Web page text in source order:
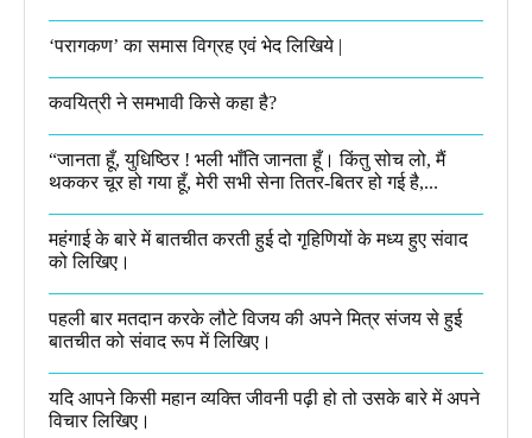
‘परागकण’ का समास विग्रह एवं भेद लिखिये |
कवयित्री ने समभावी किसे कहा है?
“जानता हूँ, युधिष्ठिर ! भली भाँति जानता हूँ। किंतु सोच लो, मैं
थककर चूर हो गया हूँ, मेरी सभी सेना तितर-बितर हो गई है,...
महंगाई के बारे में बातचीत करती हुई दो गृहिणियों के मध्य हुए संवाद
को लिखिए।
पहली बार मतदान करके लौटे विजय की अपने मित्र संजय से हुई
बातचीत को संवाद रूप में लिखिए।
यदि आपने किसी महान व्यक्ति जीवनी पढ़ी हो तो उसके बारे में अपने
विचार लिखिए।